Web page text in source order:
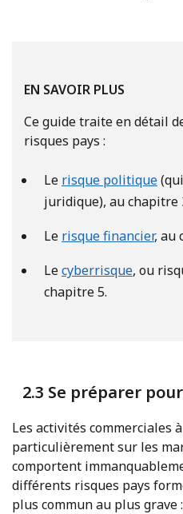
EN SAVOIR PLUS
Ce guide traite en détail
risques pays :
Le risque politique
juridique), au chapitre
Le risque financier, au
Lecyberrisque, ou
chapitre 5.
2.3 Se préparer
Les activités commerciales
particulièrement sur les
comportent
différents risques pays
plus commun au plus grave :